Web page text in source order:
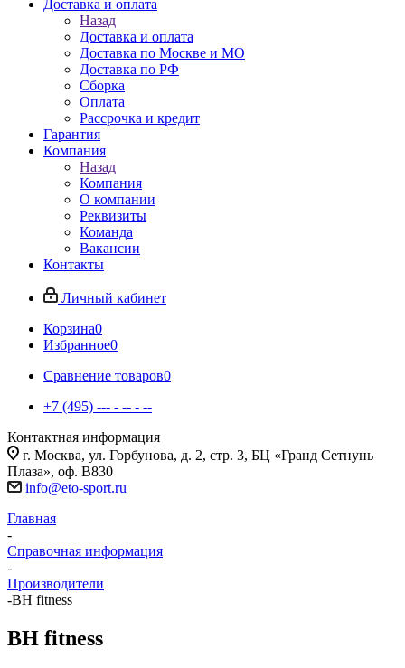
Доставка и оплата
Назад
Доставка и оплата
Доставка по Москве и МО
Доставка по РФ
Сборка
Оплата
Рассрочка и кредит
Гарантия
Компания
Назад
Компания
О компании
Реквизиты
Команда
Вакансии
Контакты
Личный кабинет
Корзина0
Избранное0
Сравнение товаров0
+7 (495) --- - -- - --
Контактная информация
г. Москва, ул. Горбунова, д. 2, стр. 3, БЦ «Гранд Сетнунь
Плаза», оф. В830
info@eto-sport.ru
Главная
-
Справочная информация
-
Производители
-BH fitness
BH fitness